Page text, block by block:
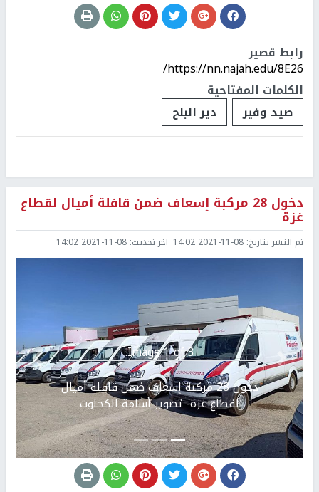
رابط قصير
https://nn.najah.edu/8E26/
الكلمات المفتاحية
صيد وفير
دير البلح
دخول 28 مركبة إسعاف ضمن قافلة أميال لقطاع
غزة
تم النشر بتاريخ: 2021-11-08 14:02 اخر تحديث: 2021-11-08 14:02
Image 1 of 3.
دخول 28 مركبة إسعاف ضمن قافلة أميال
لقطاع غزة- تصوير أسامة الكحلوت
Previous التالي